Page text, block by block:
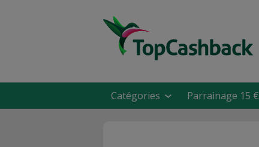
Catégories Parrainage 15 €